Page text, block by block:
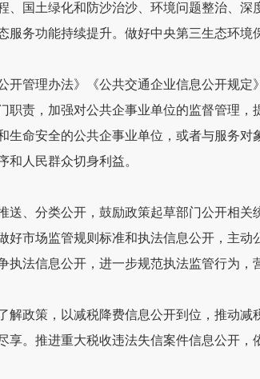
、国土绿化和防沙治沙、环境问题整治、深
务功能持续提升。做好中央第三生态环境
管理办法》《公共交通企业信息公开规定
责，加强对公共企事业单位的监督管理，
命安全的公共企事业单位，或者与服务对
人民群众切身利益。
、分类公开，鼓励政策起草部门公开相关
好市场监管规则标准和执法信息公开，主动
执法信息公开，进一步规范执法监管行为，
解政策，以减税降费信息公开到位，推动减
享。推进重大税收违法失信案件信息公开，